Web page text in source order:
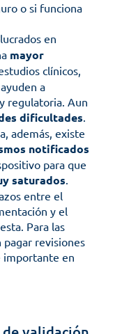
o si funciona
mayor
clínicos,
a
regulatoria. Aun
dificultades.
además, existe
notificados
para que
saturados.
entre el
y el
Para las
revisiones
importante en